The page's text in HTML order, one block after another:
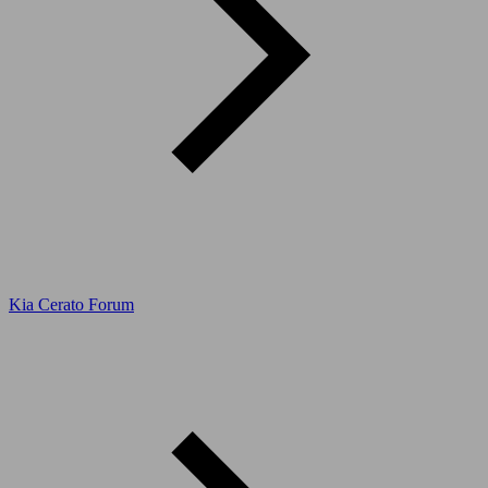
Kia Cerato Forum